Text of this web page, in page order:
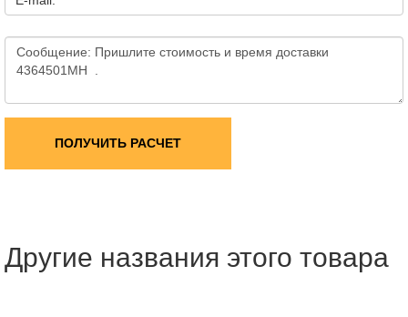
ПОЛУЧИТЬ РАСЧЕТ
Другие названия этого товара